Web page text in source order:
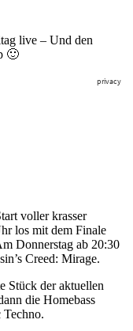
live – Und den
🙂
voller krasser
los mit dem Finale
Donnerstag ab 20:30
Creed: Mirage.
Stück der aktuellen
die Homebass
Techno.